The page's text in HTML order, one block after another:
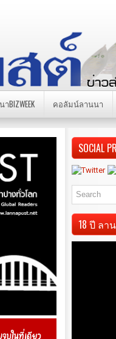
BIZWEEK คอลัมน์ลานนา
SOCIAL
18 ปี ลา